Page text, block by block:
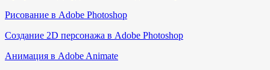
Рисование в Adobe Photoshop
Создание 2D персонажа в Adobe Photoshop
Анимация в Adobe Animate